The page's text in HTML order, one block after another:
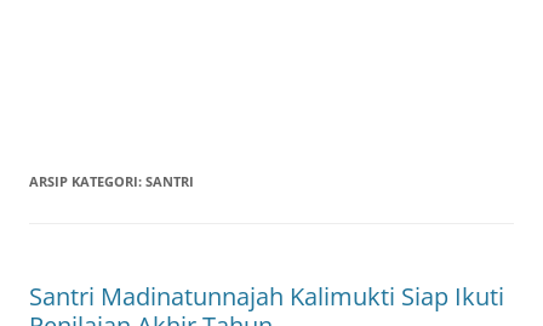
ARSIP KATEGORI: SANTRI
Santri Madinatunnajah Kalimukti Siap Ikuti